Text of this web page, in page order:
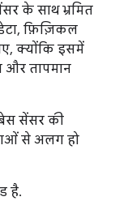
के साथ भ्रमित
फ़िज़िकल
क्योंकि इसमें
तापमान
सेंसर की
से अलग हो
है.